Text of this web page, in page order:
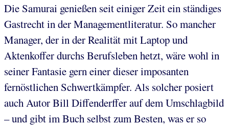
Die Samurai genießen seit einiger Zeit ein ständiges
Gastrecht in der Managementliteratur. So mancher
Manager, der in der Realität mit Laptop und
Aktenkoffer durchs Berufsleben hetzt, wäre wohl in
seiner Fantasie gern einer dieser imposanten
fernöstlichen Schwertkämpfer. Als solcher posiert
auch Autor Bill Diffenderffer auf dem Umschlagbild
– und gibt im Buch selbst zum Besten, was er so